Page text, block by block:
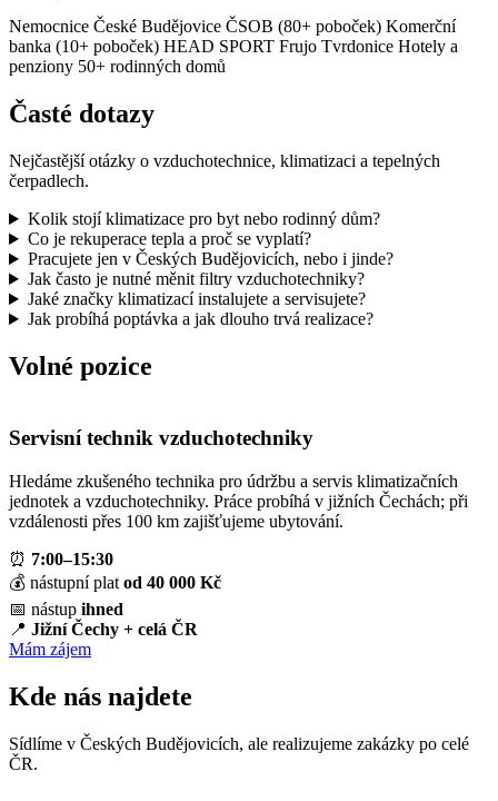
Nemocnice České Budějovice ČSOB (80+ poboček) Komerční
banka (10+ poboček) HEAD SPORT Frujo Tvrdonice Hotely a
penziony 50+ rodinných domů
Časté dotazy
Nejčastější otázky o vzduchotechnice, klimatizaci a tepelných
čerpadlech.
Kolik stojí klimatizace pro byt nebo rodinný dům?
Co je rekuperace tepla a proč se vyplatí?
Pracujete jen v Českých Budějovicích, nebo i jinde?
Jak často je nutné měnit filtry vzduchotechniky?
Jaké značky klimatizací instalujete a servisujete?
Jak probíhá poptávka a jak dlouho trvá realizace?
Volné pozice
Servisní technik vzduchotechniky
Hledáme zkušeného technika pro údržbu a servis klimatizačních
jednotek a vzduchotechniky. Práce probíhá v jižních Čechách; při
vzdálenosti přes 100 km zajišťujeme ubytování.
⏰ 7:00–15:30
💰 nástupní plat od 40 000 Kč
📅 nástup ihned
📍 Jižní Čechy + celá ČR
Mám zájem
Kde nás najdete
Sídlíme v Českých Budějovicích, ale realizujeme zakázky po celé
ČR.